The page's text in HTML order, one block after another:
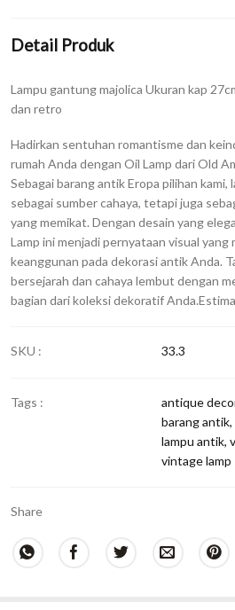
Detail Produk
Lampu gantung majolica Ukuran kap
dan retro
Hadirkan sentuhan romantisme dan
rumah Anda dengan Oil Lamp dari Old
Sebagai barang antik Eropa pilihan kami,
sebagai sumber cahaya, tetapi juga
yang memikat. Dengan desain yang
Lamp ini menjadi pernyataan visual yang
keanggunan pada dekorasi antik Anda.
bersejarah dan cahaya lembut dengan
bagian dari koleksi dekoratif
SKU : 33.3
Tags : antique
barang antik,
lampu antik,
vintage lamp
Share